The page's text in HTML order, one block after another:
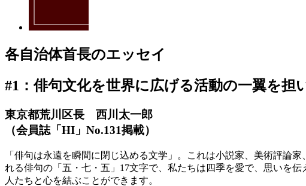
各自治体首長のエッセイ
#1：俳句文化を世界に広げる活動の一翼を担
東京都荒川区長 西川太一郎
（会員誌「HI」No.131掲載）
「俳句は永遠を瞬間に閉じ込める文学」。これは小説家、美術評論
れる俳句の「五・七・五」17文字で、私たちは四季を愛で、思いを
人たちと心を結ぶことができます。